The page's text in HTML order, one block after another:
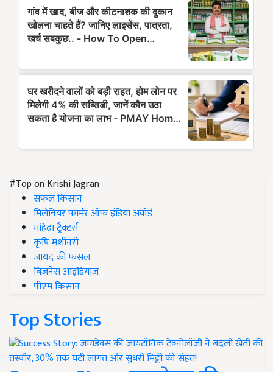
#Top on Krishi Jagran
सफल किसान
मिलेनियर फार्मर ऑफ इंडिया अवॉर्ड
महिंद्रा ट्रैक्टर्स
कृषि मशीनरी
जायद की फसल
बिज़नेस आइडियाज
पीएम किसान
Top Stories